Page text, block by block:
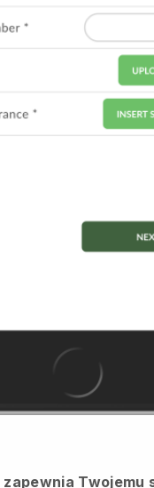
zapewnia Twojemu